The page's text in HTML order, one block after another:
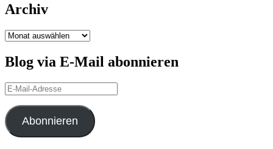
Archiv
Archiv
Blog via E-Mail abonnieren
E-
Mail-
Adresse
Abonnieren